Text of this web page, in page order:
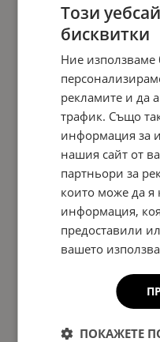
Този
бисквитки
Ние използваме
рекламите и да
трафик. Също
информация за
нашия сайт от
партньори за
които може да я
информация,
предоставили
вашето
ПОКАЖЕТЕ